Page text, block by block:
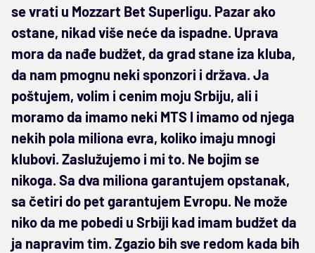
se vrati u Mozzart Bet Superligu. Pazar ako
ostane, nikad više neće da ispadne. Uprava
mora da nađe budžet, da grad stane iza kluba,
da nam pmognu neki sponzori i država. Ja
poštujem, volim i cenim moju Srbiju, ali i
moramo da imamo neki MTS I imamo od njega
nekih pola miliona evra, koliko imaju mnogi
klubovi. Zaslužujemo i mi to. Ne bojim se
nikoga. Sa dva miliona garantujem opstanak,
sa četiri do pet garantujem Evropu. Ne može
niko da me pobedi u Srbiji kad imam budžet da
ja napravim tim. Zgazio bih sve redom kada bih